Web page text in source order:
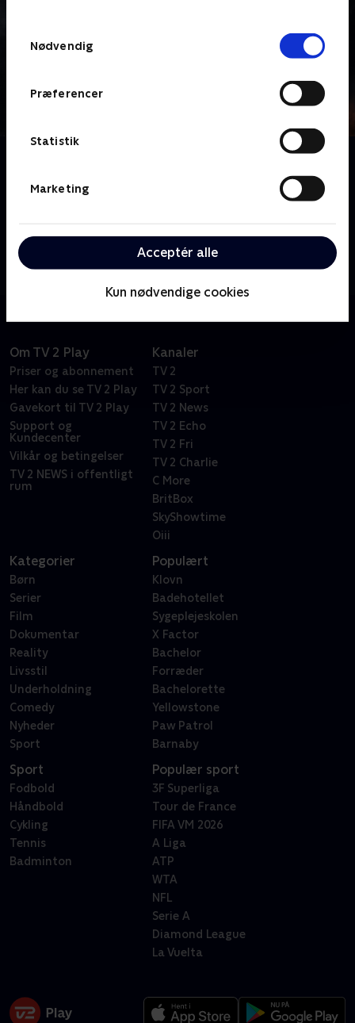
Nødvendig
Præferencer
Statistik
Marketing
Acceptér alle
Kun nødvendige cookies
I Historiske forbrydelser ser vi på nogle af de mest
dramatiske kriminalsager i Nordjylland fortalt af de
efterforskningen. Serien går i dybden med selve
efterforskningsdelen og de involveredes jagt på de
afgørende beviser.
Om TV 2 Play
Priser og abonnement
Her kan du se TV 2 Play
Gavekort til TV 2 Play
Support og
Kundecenter
Vilkår og betingelser
TV 2 NEWS i offentligt
rum
Kanaler
TV 2
TV 2 Sport
TV 2 News
TV 2 Echo
TV 2 Fri
TV 2 Charlie
C More
BritBox
SkyShowtime
Oiii
Kategorier
Børn
Serier
Film
Dokumentar
Reality
Livsstil
Underholdning
Comedy
Nyheder
Sport
Populært
Klovn
Badehotellet
Sygeplejeskolen
X Factor
Bachelor
Forræder
Bachelorette
Yellowstone
Paw Patrol
Barnaby
Sport
Fodbold
Håndbold
Cykling
Tennis
Badminton
Populær sport
3F Superliga
Tour de France
FIFA VM 2026
A Liga
ATP
WTA
NFL
Serie A
Diamond League
La Vuelta